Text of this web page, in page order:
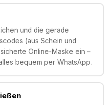
und die gerade
(aus Schein und
Online-Maske ein –
bequem per WhatsApp.